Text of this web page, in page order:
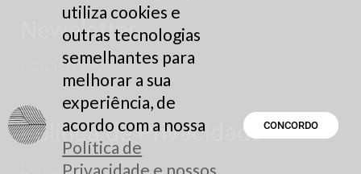
Newsletter
Cadastre-se
Política de Privacidade
Leia aqui
utiliza cookies e
outras tecnologias
semelhantes para
melhorar a sua
experiência, de
acordo com a nossa
Política de
Privacidade e nossos
CONCORDO